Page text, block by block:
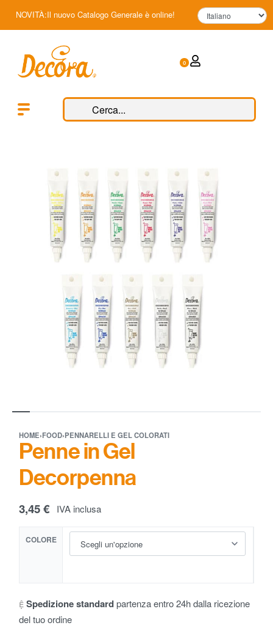
NOVITÀ:Il nuovo Catalogo Generale è online!
0
HOME›FOOD›PENNARELLI E GEL COLORATI
Penne in Gel
Decorpenna
3,45€ IVA inclusa
COLORE
Spedizione standardpartenza entro 24h dalla ricezione
del tuo ordine